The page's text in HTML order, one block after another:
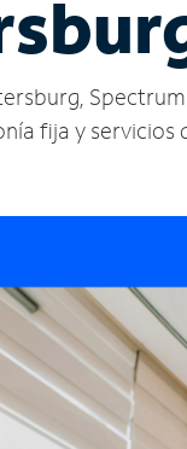
fija y servicios